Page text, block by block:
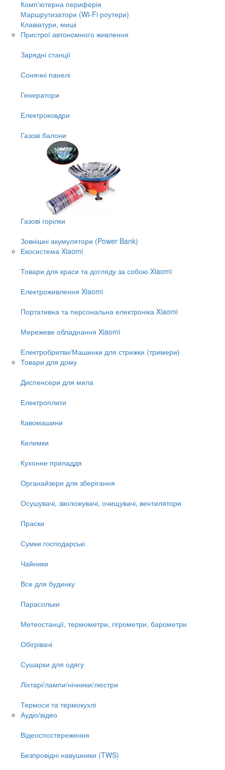
Комп'ютерна периферія
Маршрутизатори (Wi-Fi роутери)
Клавіатури, миші
Пристрої автономного живлення
Зарядні станції
Сонячні панелі
Генератори
Електроковдри
Газові балони
Газові горілки
Зовнішні акумулятори (Power Bank)
Екосистема Xiaomi
Товари для краси та догляду за собою Xiaomi
Електроживлення Xiaomi
Портативна та персональна електроніка Xiaomi
Мережеве обладнання Xiaomi
Електробритви/Машинки для стрижки (тримери)
Товари для дому
Диспенсери для мила
Електроплити
Кавомашини
Килимки
Кухонне приладдя
Органайзери для зберігання
Осушувачі, зволожувачі, очищувачі, вентилятори
Праски
Сумки господарські
Чайники
Все для будинку
Парасольки
Метеостанції, термометри, гігрометри, барометри
Обігрівачі
Сушарки для одягу
Ліхтарі/лампи/нічники/люстри
Термоси та термокухлі
Аудіо/відео
Відеоспостереження
Безпровідні навушники (TWS)